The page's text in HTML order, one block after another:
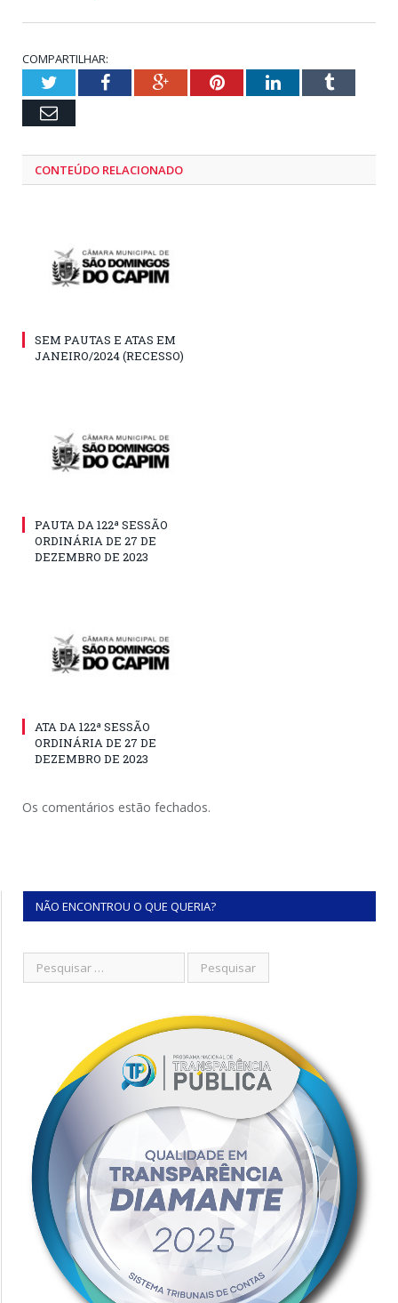
COMPARTILHAR:
TwitterFacebookGoogle+PinterestLinkedInTumblr
Email
CONTEÚDO RELACIONADO
SEM PAUTAS E ATAS EM
JANEIRO/2024 (RECESSO)
PAUTA DA 122ª SESSÃO
ORDINÁRIA DE 27 DE
DEZEMBRO DE 2023
ATA DA 122ª SESSÃO
ORDINÁRIA DE 27 DE
DEZEMBRO DE 2023
Os comentários estão fechados.
NÃO ENCONTROU O QUE QUERIA?